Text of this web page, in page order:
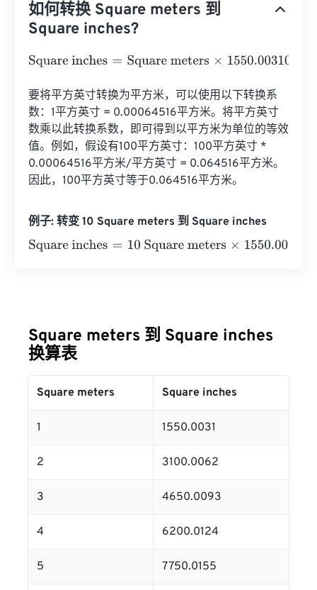
如何转换 Square meters 到
Square inches?
Square inches= Square meters×1550.0031000062
要将平方英寸转换为平方米，可以使用以下转换系
数：1平方英寸 = 0.00064516平方米。将平方英寸
数乘以此转换系数，即可得到以平方米为单位的等效
值。例如，假设有100平方英寸：100平方英寸 *
0.00064516平方米/平方英寸 = 0.064516平方米。
因此，100平方英寸等于0.064516平方米。
例子: 转变 10 Square meters 到 Square inches
Square inches= 10 Square meters×1550.0031000062
Square meters 到 Square inches
换算表
Square meters Square inches
1 1550.0031
2 3100.0062
3 4650.0093
4 6200.0124
5 7750.0155